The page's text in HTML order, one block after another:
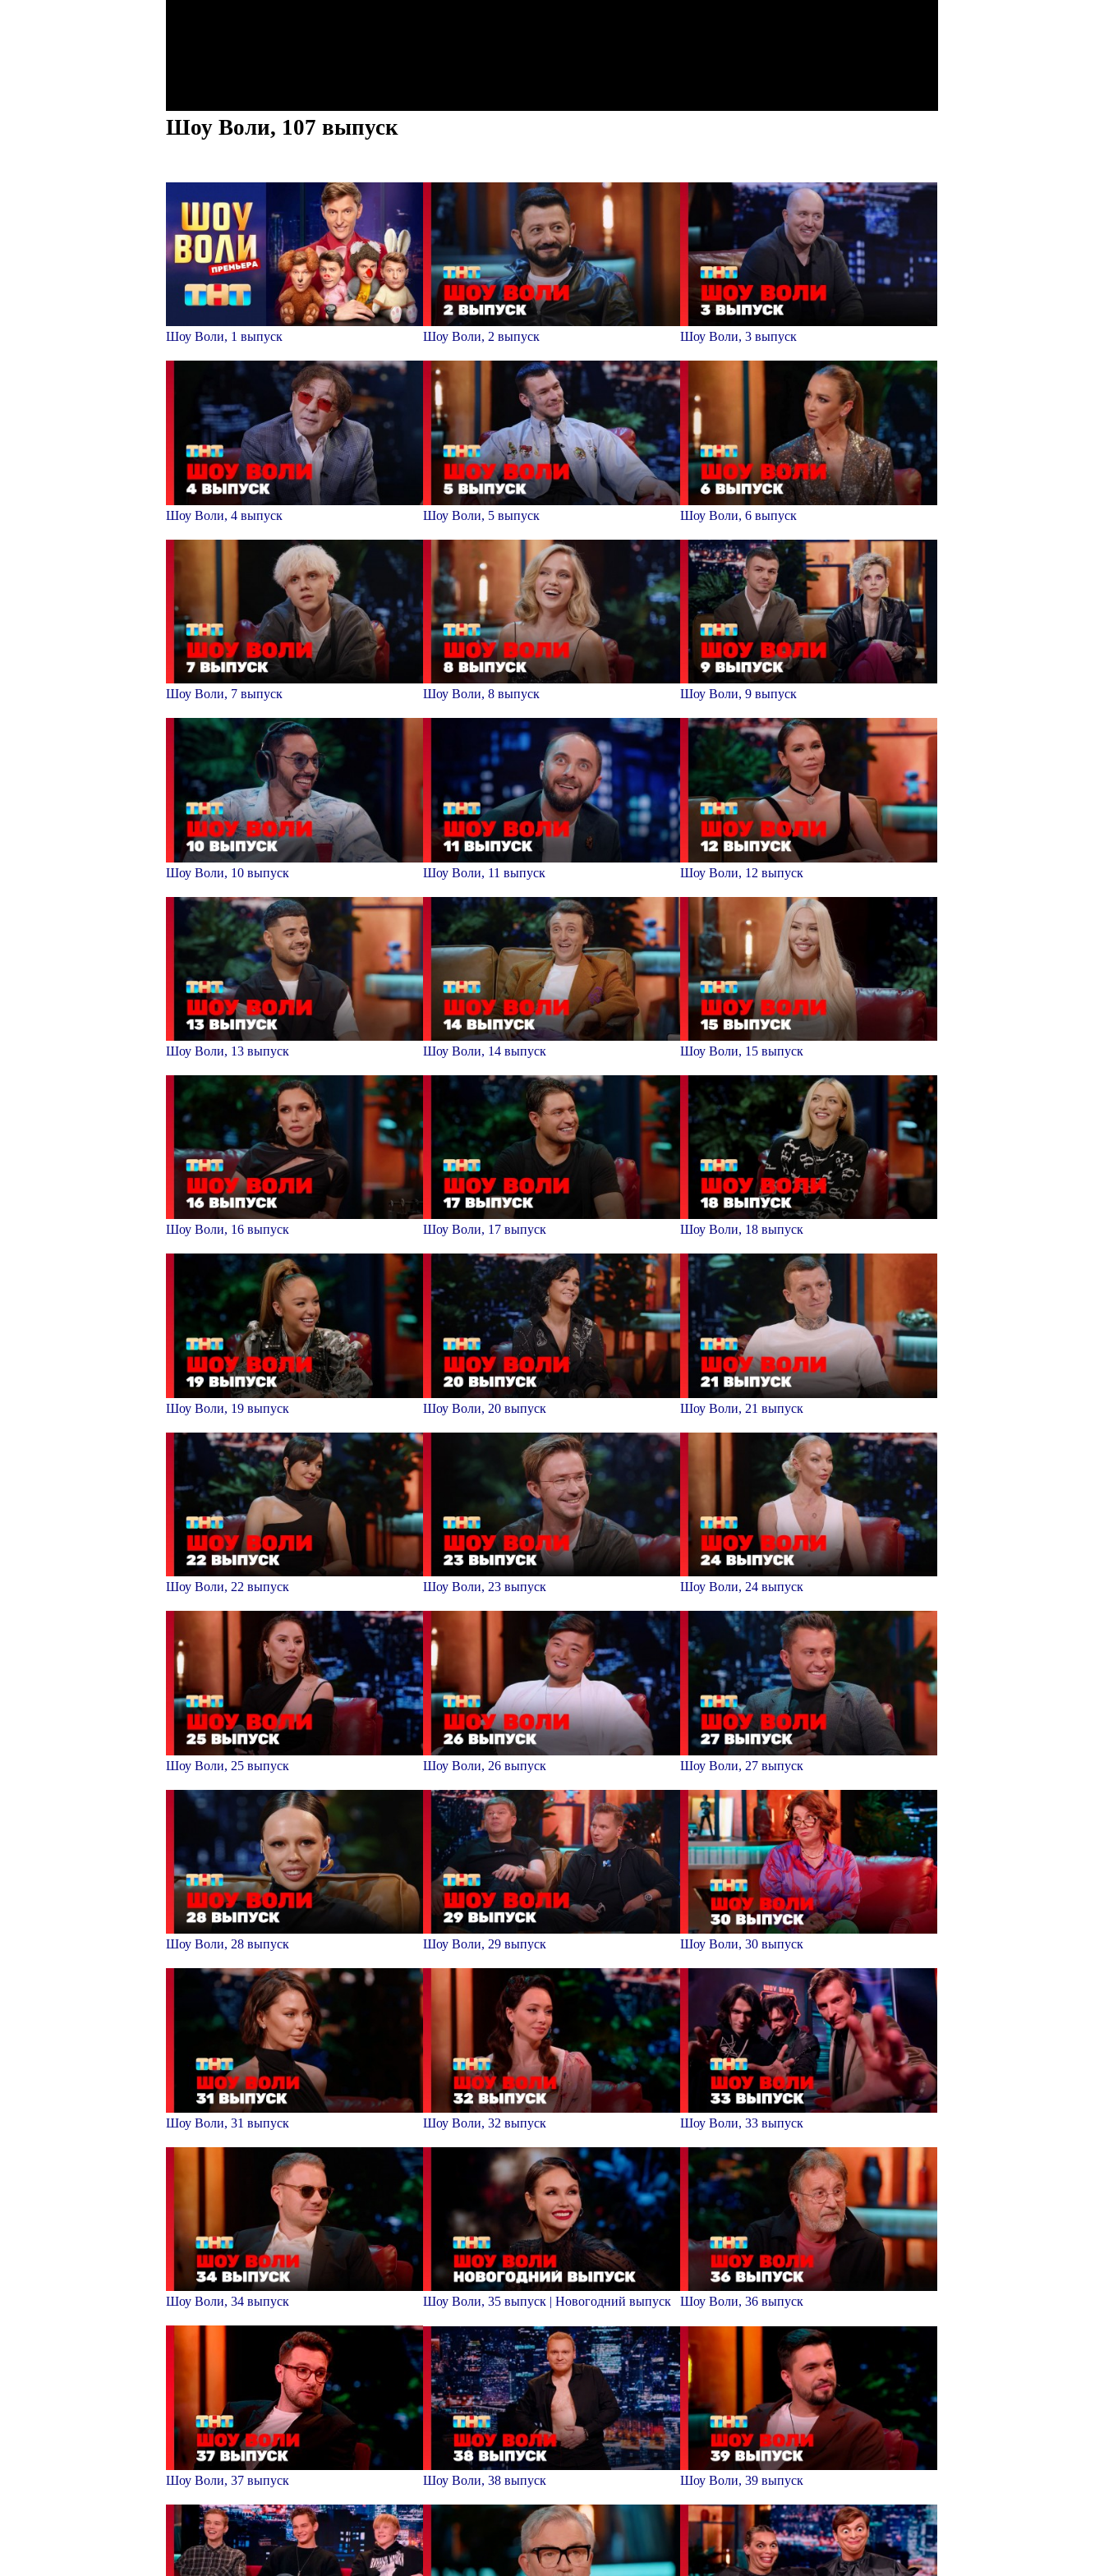
Шоу Воли, 107 выпуск
Шоу Воли, 1 выпуск Шоу Воли, 2 выпуск Шоу Воли, 3 выпуск
Шоу Воли, 4 выпуск Шоу Воли, 5 выпуск Шоу Воли, 6 выпуск
Шоу Воли, 7 выпуск Шоу Воли, 8 выпуск Шоу Воли, 9 выпуск
Шоу Воли, 10 выпуск Шоу Воли, 11 выпуск Шоу Воли, 12 выпуск
Шоу Воли, 13 выпуск Шоу Воли, 14 выпуск Шоу Воли, 15 выпуск
Шоу Воли, 16 выпуск Шоу Воли, 17 выпуск Шоу Воли, 18 выпуск
Шоу Воли, 19 выпуск Шоу Воли, 20 выпуск Шоу Воли, 21 выпуск
Шоу Воли, 22 выпуск Шоу Воли, 23 выпуск Шоу Воли, 24 выпуск
Шоу Воли, 25 выпуск Шоу Воли, 26 выпуск Шоу Воли, 27 выпуск
Шоу Воли, 28 выпуск Шоу Воли, 29 выпуск Шоу Воли, 30 выпуск
Шоу Воли, 31 выпуск Шоу Воли, 32 выпуск Шоу Воли, 33 выпуск
Шоу Воли, 34 выпуск Шоу Воли, 35 выпуск | Новогодний выпуск Шоу Воли, 36 выпуск
Шоу Воли, 37 выпуск Шоу Воли, 38 выпуск Шоу Воли, 39 выпуск